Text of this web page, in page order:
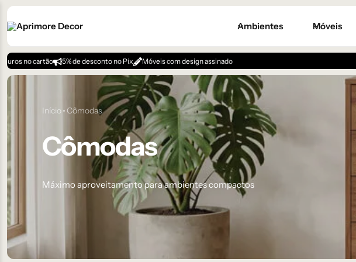
Ambientes Móveis
5% de desconto no Pix Móveis com design assinado
Início Cômodas
Cômodas
Máximo aproveitamento para ambientes compactos